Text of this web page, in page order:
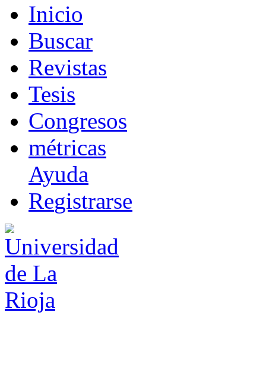
Inicio
Buscar
Revistas
Tesis
Congresos
métricas
Ayuda
Registrarse